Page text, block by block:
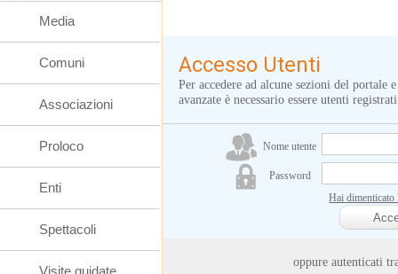
Accesso Utenti
Per accedere ad alcune sezioni del portale
avanzate è necessario essere utenti registrati
Nome utente
Password
Hai dimenticato
oppure autenticati
Media
Comuni
Associazioni
Proloco
Enti
Spettacoli
Visite guidate